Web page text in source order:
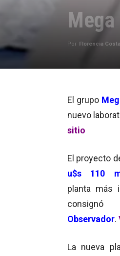
Por Florencia
El grupo
nuevo
sitio
El proyecto
u$s 110
planta más
Observador.
La nueva